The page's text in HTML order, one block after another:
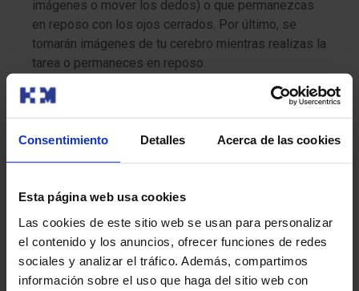
Consentimiento Detalles Acerca de las cookies
Esta página web usa cookies
Las cookies de este sitio web se usan para personalizar
el contenido y los anuncios, ofrecer funciones de redes
sociales y analizar el tráfico. Además, compartimos
información sobre el uso que haga del sitio web con
imágenes o mover los dedos) o que permanezcas
en reposo con los ojos cerrados. Por último, se
tomarán imágenes de tu cerebro mientras realizas la
tarea o permaneces en reposo.
Después de la prueba:
Recomendaciones para la prueba
Recuerda que es importante seguir estas
recomendaciones para asegurar la calidad del estudio y
tu comodidad: